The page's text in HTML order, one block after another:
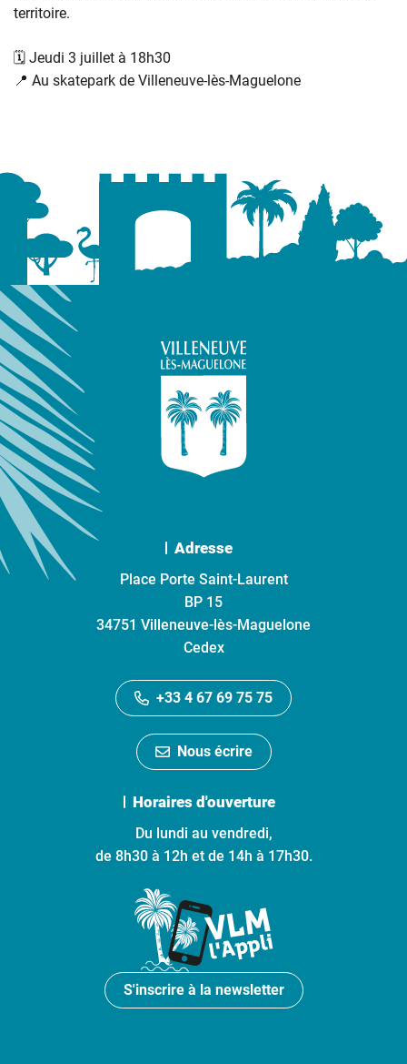
territoire.
🗓️ Jeudi 3 juillet à 18h30
📍 Au skatepark de Villeneuve-lès-Maguelone
Adresse
Place Porte Saint-Laurent
BP 15
34751 Villeneuve-lès-Maguelone
Cedex
+33 4 67 69 75 75
Nous écrire
Horaires d'ouverture
Du lundi au vendredi,
de 8h30 à 12h et de 14h à 17h30.
S'inscrire à la newsletter